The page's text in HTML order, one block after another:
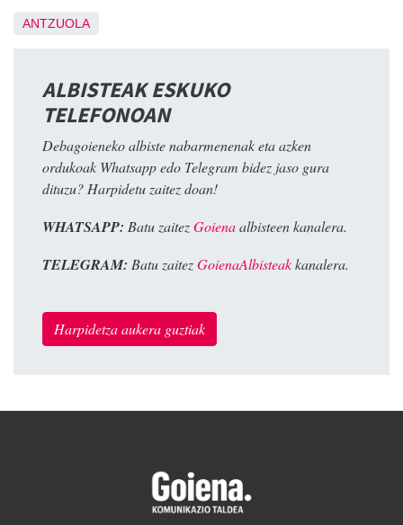
ANTZUOLA
ALBISTEAK ESKUKO
TELEFONOAN
Debagoieneko albiste nabarmenenak eta azken
ordukoak Whatsapp edo Telegram bidez jaso gura
dituzu? Harpidetu zaitez doan!
WHATSAPP: Batu zaitezGoienaalbisteen kanalera.
TELEGRAM: Batu zaitezGoienaAlbisteakkanalera.
Harpidetza aukera guztiak